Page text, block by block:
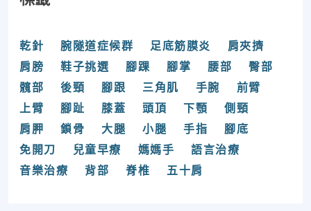
乾針 腕隧道症候群 足底筋膜炎
肩夾擠
肩膀
鞋子挑選 腳踝 腳掌 腰部
臀部
髖部
後頸 腳跟 三角肌 手腕
前臂
上臂
腳趾 膝蓋 頭頂 下顎
側頸
肩胛
鎖骨 大腿 小腿 手指
腳底
免開刀
兒童早療 媽媽手
語言治療
音樂治療
背部 脊椎 五十肩